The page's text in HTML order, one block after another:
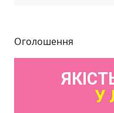
Оголошення
У